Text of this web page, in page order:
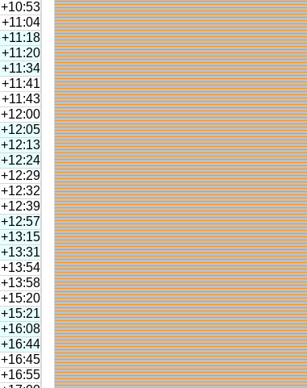
+10:53
+11:04
+11:18
+11:20
+11:34
+11:41
+11:43
+12:00
+12:05
+12:13
+12:24
+12:29
+12:32
+12:39
+12:57
+13:15
+13:31
+13:54
+13:58
+15:20
+15:21
+16:08
+16:44
+16:45
+16:55